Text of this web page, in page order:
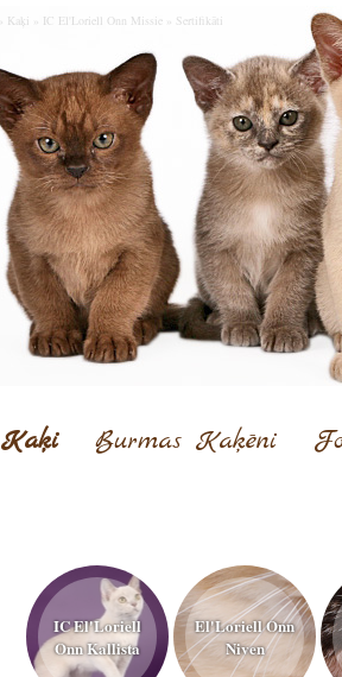
Kaķi IC El'Loriell Onn Missie Sertifikāti
Kaķi Burmas Kaķēni
IC El'Loriell
Onn Kallista
El'Loriell Onn
Niven